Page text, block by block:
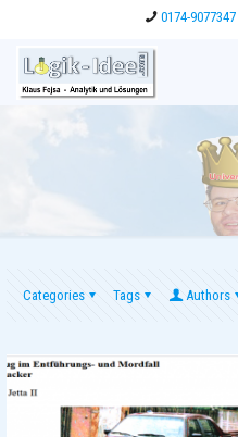
0174-9077347
Categories Tags Authors